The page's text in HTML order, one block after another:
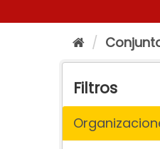
Filtros